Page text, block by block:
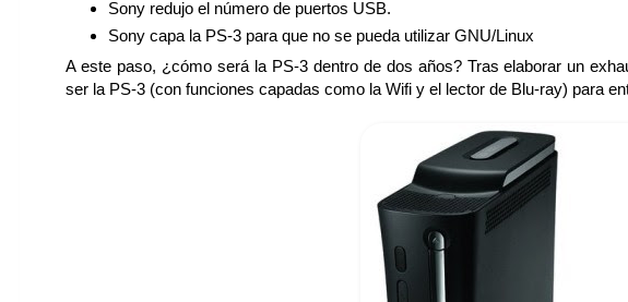
Sony redujo el número de puertos USB.
Sony capa la PS-3 para que no se pueda utilizar GNU/Linux
A este paso, ¿cómo será la PS-3 dentro de dos años? Tras elaborar un
ser la PS-3 (con funciones capadas como la Wifi y el lector de Blu-ray) para